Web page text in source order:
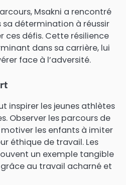
Msakni a rencontré
sa détermination à réussir
ces défis. Cette résilience
dans sa carrière, lui
face à l’adversité.
inspirer les jeunes athlètes
Observer les parcours de
les enfants à imiter
éthique de travail. Les
un exemple tangible
au travail acharné et